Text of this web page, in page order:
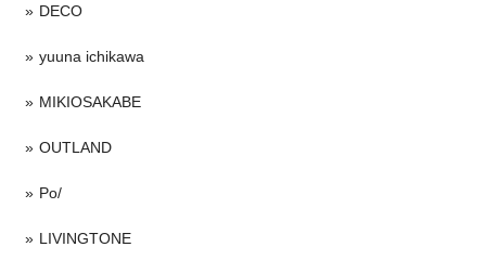
DECO
yuuna ichikawa
MIKIOSAKABE
OUTLAND
Po/
LIVINGTONE